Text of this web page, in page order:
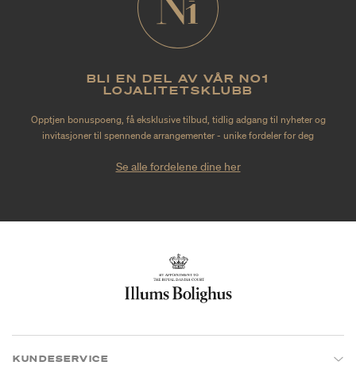
BLI EN DEL AV VÅR NO1
LOJALITETSKLUBB
Opptjen bonuspoeng, få eksklusive tilbud, tidlig adgang til nyheter og
invitasjoner til spennende arrangementer - unike fordeler for deg
Se alle fordelene dine her
KUNDESERVICE